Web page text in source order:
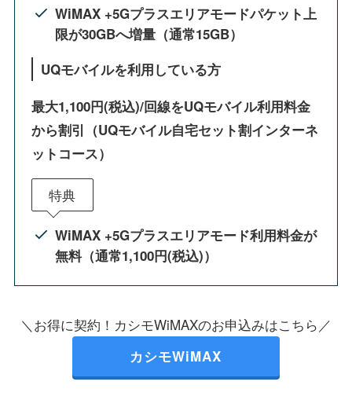
WiMAX +5Gプラスエリアモードパケット上
限が30GBへ増量（通常15GB）
UQモバイルを利用している方
最大1,100円(税込)/回線をUQモバイル利用料金
から割引（UQモバイル自宅セット割インターネ
ットコース）
特典
WiMAX +5Gプラスエリアモード利用料金が
無料（通常1,100円(税込)）
＼お得に契約！カシモWiMAXのお申込みはこちら／
カシモWiMAX